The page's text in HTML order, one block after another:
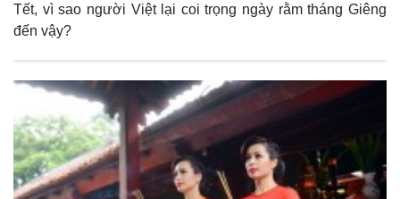
Tết, vì sao người Việt lại coi trọng ngày rằm tháng Giêng
đến vậy?